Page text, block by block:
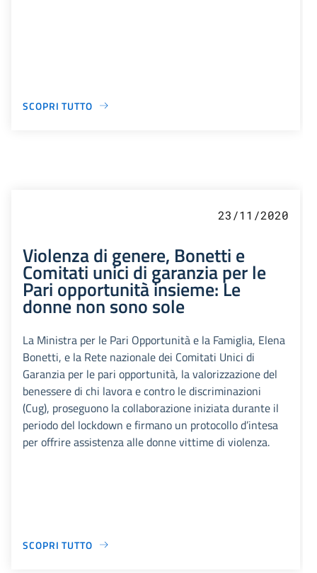
SCOPRI TUTTO
23/11/2020
Violenza di genere, Bonetti e
Comitati unici di garanzia per le
Pari opportunità insieme: Le
donne non sono sole
La Ministra per le Pari Opportunità e la Famiglia, Elena
Bonetti, e la Rete nazionale dei Comitati Unici di
Garanzia per le pari opportunità, la valorizzazione del
benessere di chi lavora e contro le discriminazioni
(Cug), proseguono la collaborazione iniziata durante il
periodo del lockdown e firmano un protocollo d’intesa
per offrire assistenza alle donne vittime di violenza.
SCOPRI TUTTO